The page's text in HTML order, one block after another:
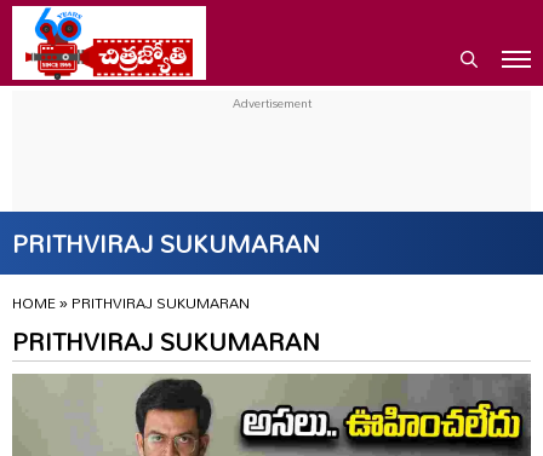
PRITHVIRAJ SUKUMARAN
HOME»PRITHVIRAJ SUKUMARAN
PRITHVIRAJ SUKUMARAN